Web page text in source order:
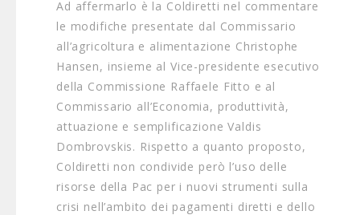
Ad affermarlo è la Coldiretti nel commentare
le modifiche presentate dal Commissario
all’agricoltura e alimentazione Christophe
Hansen, insieme al Vice-presidente esecutivo
della Commissione Raffaele Fitto e al
Commissario all’Economia, produttività,
attuazione e semplificazione Valdis
Dombrovskis. Rispetto a quanto proposto,
Coldiretti non condivide però l’uso delle
risorse della Pac per i nuovi strumenti sulla
crisi nell’ambito dei pagamenti diretti e dello